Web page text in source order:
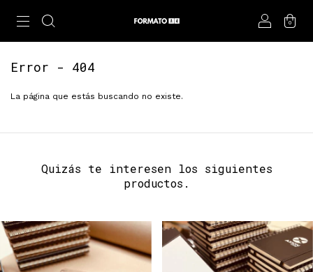
0
Error - 404
La página que estás buscando no existe.
Quizás te interesen los siguientes
productos.